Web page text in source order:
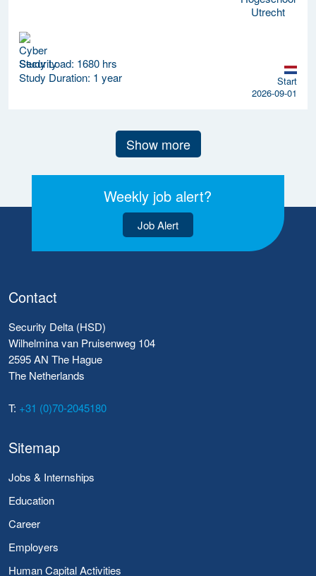
Study Load: 1680 hrs
Study Duration: 1 year
Start
2026-09-01
Show more
Weekly job alert?
Job Alert
Contact
Security Delta (HSD)
Wilhelmina van Pruisenweg 104
2595 AN The Hague
The Netherlands
T: +31 (0)70-2045180
Sitemap
Jobs & Internships
Education
Career
Employers
Human Capital Activities